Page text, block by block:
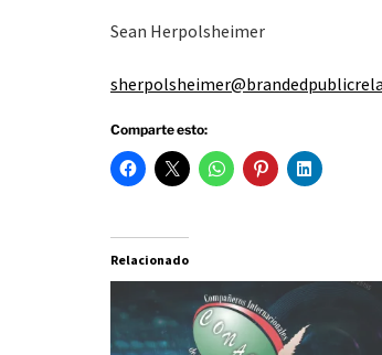
Sean Herpolsheimer
Comparte esto:
Relacionado